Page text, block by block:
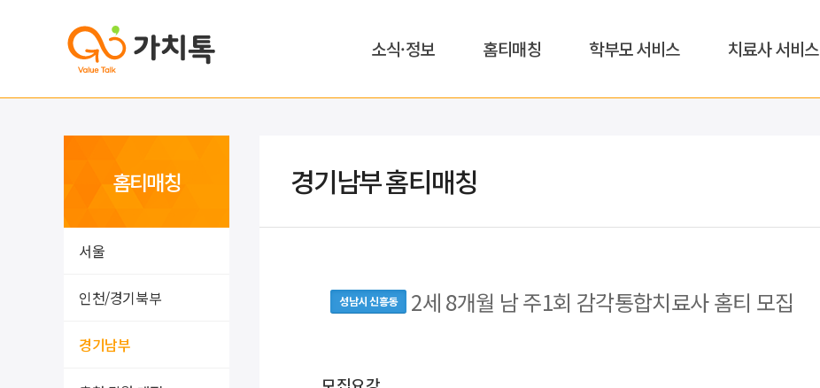
소식·정보 홈티매칭 학부모 서비스 치료사 서비스
홈티매칭
서울
인천/경기북부
경기남부
경기남부 홈티매칭
성남시 신흥동 2세 8개월 남 주1회 감각통합치료사 홈티 모집